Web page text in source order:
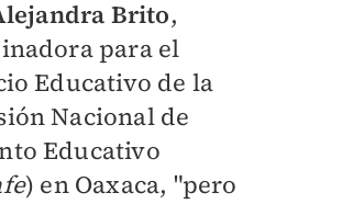
Brito,
para el
Educativo de la
Nacional de
Educativo
) en Oaxaca, "pero